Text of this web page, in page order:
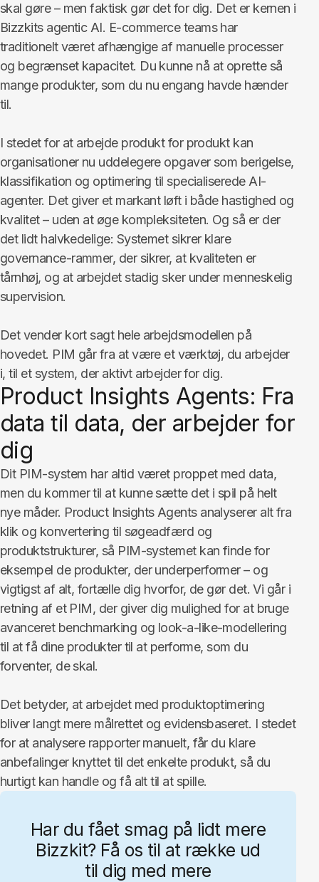
skal gøre – men faktisk gør det for dig. Det er kernen i
Bizzkits agentic AI. E-commerce teams har
traditionelt været afhængige af manuelle processer
og begrænset kapacitet. Du kunne nå at oprette så
mange produkter, som du nu engang havde hænder
til.
I stedet for at arbejde produkt for produkt kan
organisationer nu uddelegere opgaver som berigelse,
klassifikation og optimering til specialiserede AI-
agenter. Det giver et markant løft i både hastighed og
kvalitet – uden at øge kompleksiteten. Og så er der
det lidt halvkedelige: Systemet sikrer klare
governance-rammer, der sikrer, at kvaliteten er
tårnhøj, og at arbejdet stadig sker under menneskelig
supervision.
Det vender kort sagt hele arbejdsmodellen på
hovedet. PIM går fra at være et værktøj, du arbejder
i, til et system, der aktivt arbejder for dig.
Product Insights Agents: Fra
data til data, der arbejder for
dig
Dit PIM-system har altid været proppet med data,
men du kommer til at kunne sætte det i spil på helt
nye måder. Product Insights Agents analyserer alt fra
klik og konvertering til søgeadfærd og
produktstrukturer, så PIM-systemet kan finde for
eksempel de produkter, der underperformer – og
vigtigst af alt, fortælle dig hvorfor, de gør det. Vi går i
retning af et PIM, der giver dig mulighed for at bruge
avanceret benchmarking og look-a-like-modellering
til at få dine produkter til at performe, som du
forventer, de skal.
Det betyder, at arbejdet med produktoptimering
bliver langt mere målrettet og evidensbaseret. I stedet
for at analysere rapporter manuelt, får du klare
anbefalinger knyttet til det enkelte produkt, så du
hurtigt kan handle og få alt til at spille.
Har du fået smag på lidt mere
Bizzkit? Få os til at række ud
til dig med mere